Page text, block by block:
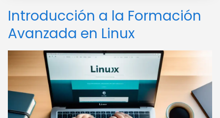
Introducción a la Formación
Avanzada en Linux